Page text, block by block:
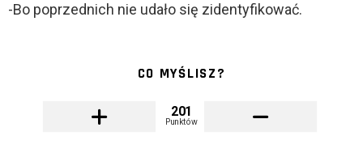
-Bo poprzednich nie udało się zidentyfikować.
CO MYŚLISZ?
201
Punktów